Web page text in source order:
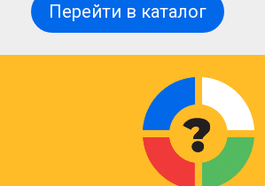
Перейти в каталог